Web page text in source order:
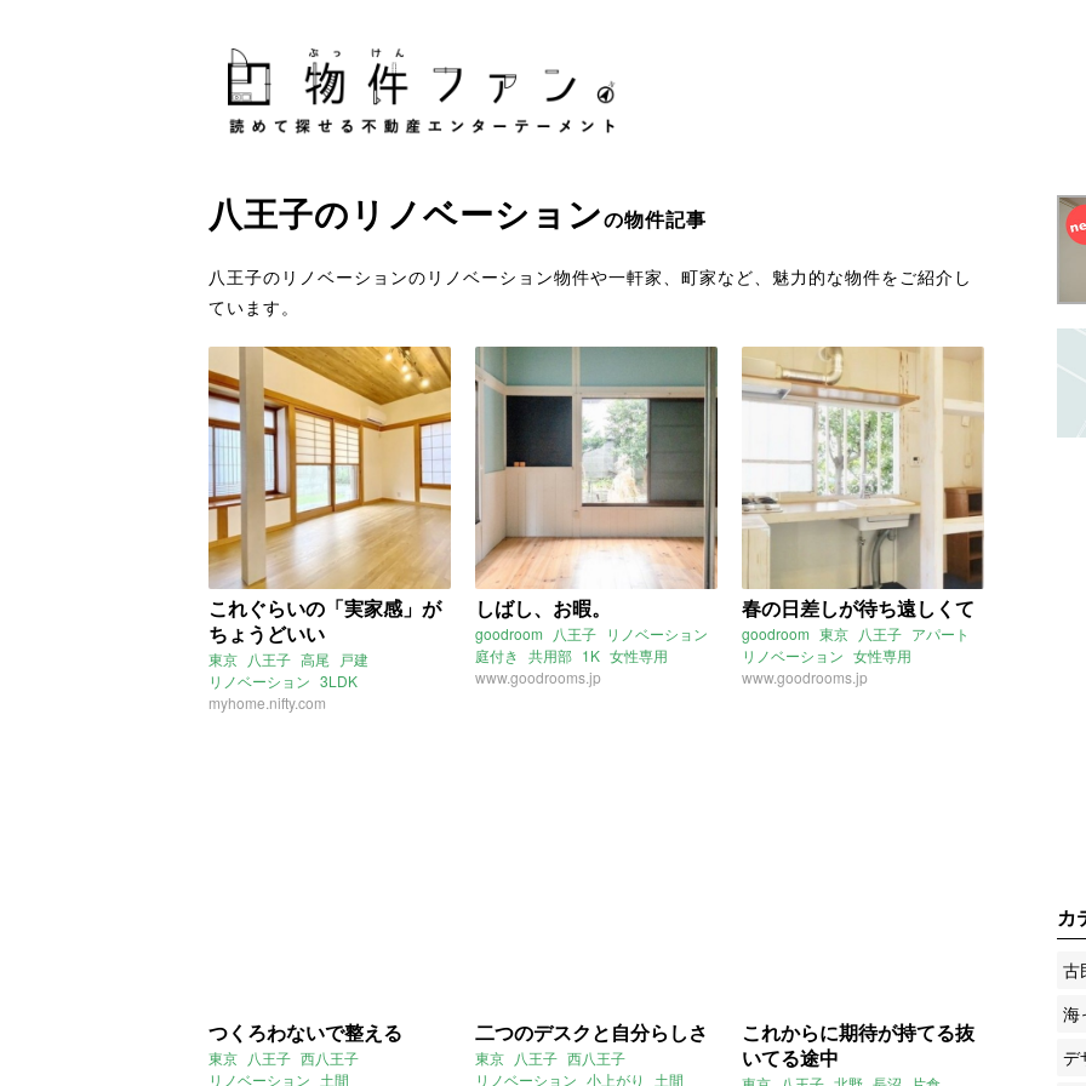
八王子のリノベーションの物件記事
八王子のリノベーションのリノベーション物件や一軒家、町家など、魅力的な物件をご紹介し
ています。
これぐらいの「実家感」が
ちょうどいい
東京 八王子 高尾
戸建
リノベーション 3LDK
myhome.nifty.com
しばし、お暇。
goodroom 八王子 リノベーション
庭付き 共用部 1K 女性専用
www.goodrooms.jp
春の日差しが待ち遠しくて
goodroom 東京 八王子 アパート
リノベーション 女性専用
家庭菜園
www.goodrooms.jp
つくろわないで整える
東京 八王子 西八王子
リノベーション 土間
二つのデスクと自分らしさ
東京 八王子 西八王子
リノベーション 小上がり 土間
これからに期待が持てる抜
いてる途中
カ
古
海
デ